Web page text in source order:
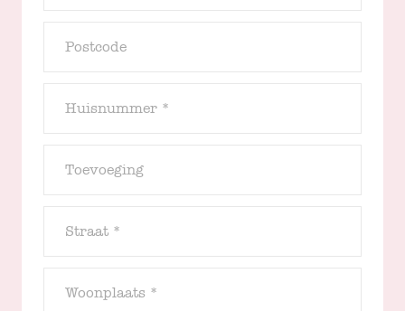
Postcode
Huisnummer *
Toevoeging
Straat *
Woonplaats *